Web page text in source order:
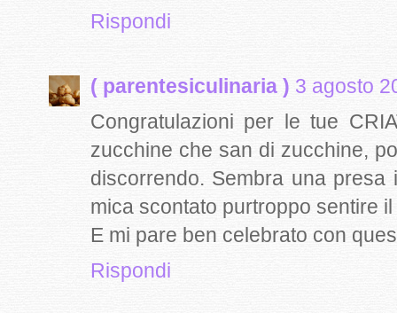
Rispondi
( parentesiculinaria ) 3 agosto
Congratulazioni per le tue
zucchine che san di zucchine,
discorrendo. Sembra una
mica scontato purtroppo sentire
E mi pare ben celebrato con
Rispondi